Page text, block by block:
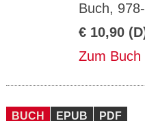
Buch,
€ 10,90
Zum Buch
BUCH EPUB PDF